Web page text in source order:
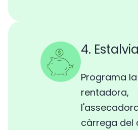
4. Estalvia
Programa la
rentadora,
càrrega del